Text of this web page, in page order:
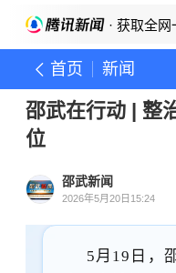
· 获取全
首页 新闻
邵武在行动 | 整
位
邵武新闻
2026年5月20日15:24
5月19日，